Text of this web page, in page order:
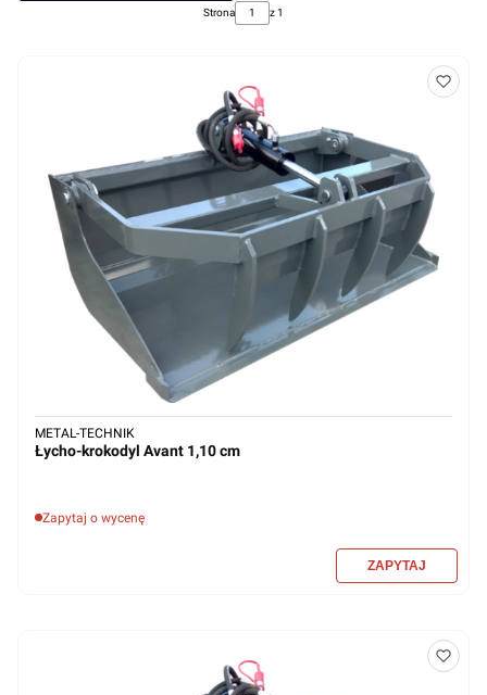
Strona z 1
Łycho-krokodyl Avant 1,10 cm
Zapytaj o wycenę
METAL-TECHNIK